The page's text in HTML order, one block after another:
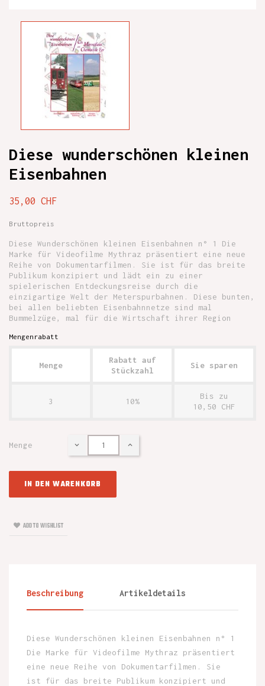
Diese wunderschönen kleinen
Eisenbahnen
35,00 CHF
Bruttopreis
Diese Wunderschönen kleinen Eisenbahnen n° 1 Die
Marke für Videofilme Mythraz präsentiert eine neue
Reihe von Dokumentarfilmen. Sie ist für das breite
Publikum konzipiert und lädt ein zu einer
spielerischen Entdeckungsreise durch die
einzigartige Welt der Meterspurbahnen. Diese bunten,
bei allen beliebten Eisenbahnnetze sind mal
Bummelzüge, mal für die Wirtschaft ihrer Region
Mengenrabatt
Menge
Rabatt auf
Stückzahl
Sie sparen
3 10%
Bis zu
10,50 CHF
Menge
IN DEN WARENKORB
ADD TO WISHLIST
Beschreibung Artikeldetails
Diese Wunderschönen kleinen Eisenbahnen n° 1
Die Marke für Videofilme Mythraz präsentiert
eine neue Reihe von Dokumentarfilmen. Sie
ist für das breite Publikum konzipiert und